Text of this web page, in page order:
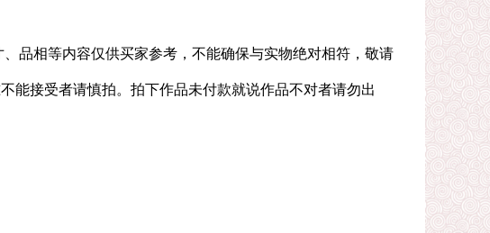
品相等内容仅供买家参考，不能确保与实物绝对相符，敬请
能接受者请慎拍。拍下作品未付款就说作品不对者请勿出